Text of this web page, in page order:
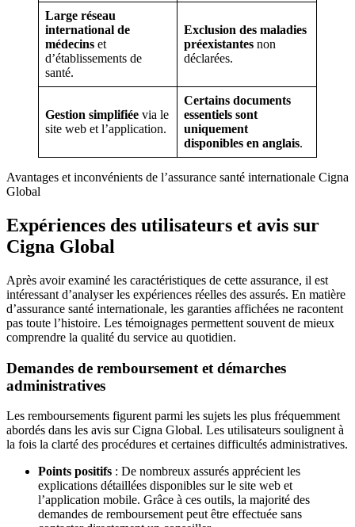
Large réseau
international de
médecins et
d’établissements de
santé.
Exclusion des maladies
préexistantes non
déclarées.
Gestion simplifiée via le
site web et l’application.
Certains documents
essentiels sont
uniquement
disponibles en anglais.
Avantages et inconvénients de l’assurance santé internationale Cigna
Global
Expériences des utilisateurs et avis sur
Cigna Global
Après avoir examiné les caractéristiques de cette assurance, il est
intéressant d’analyser les expériences réelles des assurés. En matière
d’assurance santé internationale, les garanties affichées ne racontent
pas toute l’histoire. Les témoignages permettent souvent de mieux
comprendre la qualité du service au quotidien.
Demandes de remboursement et démarches
administratives
Les remboursements figurent parmi les sujets les plus fréquemment
abordés dans les avis sur Cigna Global. Les utilisateurs soulignent à
la fois la clarté des procédures et certaines difficultés administratives.
Points positifs : De nombreux assurés apprécient les
explications détaillées disponibles sur le site web et
l’application mobile. Grâce à ces outils, la majorité des
demandes de remboursement peut être effectuée sans